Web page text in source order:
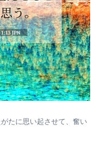
たに思い起させて、奮い